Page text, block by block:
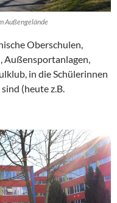
Außengelände
Oberschulen,
Außensportanlagen,
in die Schülerinnen
(heute z.B.